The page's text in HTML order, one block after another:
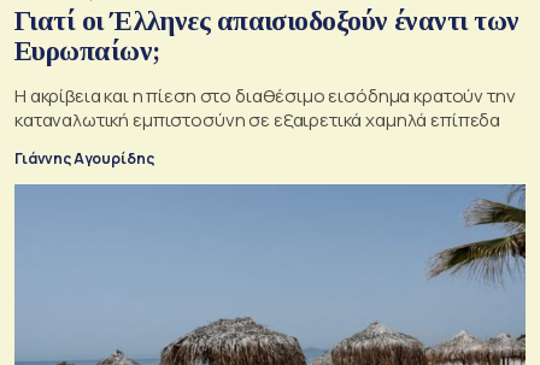
Γιατί οι Έλληνες απαισιοδοξούν έναντι των
Ευρωπαίων;
Η ακρίβεια και η πίεση στο διαθέσιμο εισόδημα κρατούν την
καταναλωτική εμπιστοσύνη σε εξαιρετικά χαμηλά επίπεδα
Γιάννης Αγουρίδης